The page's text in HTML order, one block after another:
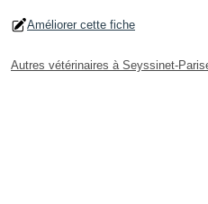
Améliorer cette fiche
Autres vétérinaires à Seyssinet-